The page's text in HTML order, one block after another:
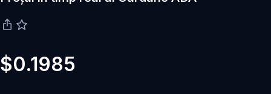
$0.1985